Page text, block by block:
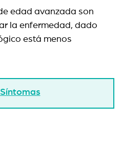
edad avanzada son
la enfermedad, dado
está menos
Síntomas